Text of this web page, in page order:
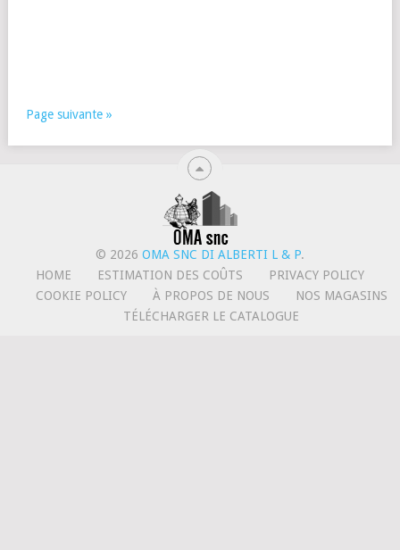
Page suivante »
© 2026 OMA SNC DI ALBERTI L & P.
HOME
ESTIMATION DES COÛTS
PRIVACY POLICY
COOKIE POLICY
À PROPOS DE NOUS
NOS MAGASINS
TÉLÉCHARGER LE CATALOGUE